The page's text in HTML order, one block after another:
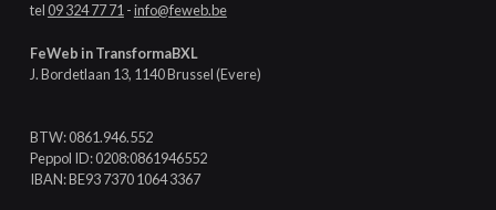
tel09 324 77 71-info@feweb.be
FeWeb in TransformaBXL
J. Bordetlaan 13, 1140 Brussel (Evere)
BTW: 0861.946.552
Peppol ID: 0208:0861946552
IBAN: BE93 7370 1064 3367